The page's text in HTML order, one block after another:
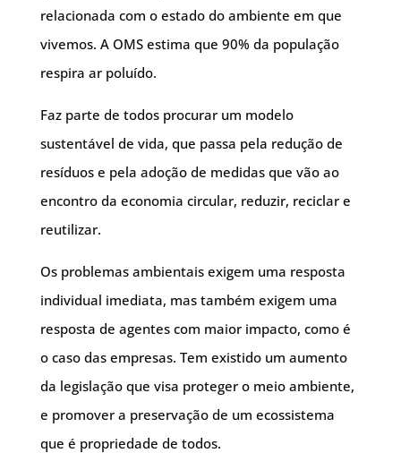
relacionada com o estado do ambiente em que
vivemos. A OMS estima que 90% da população
respira ar poluído.
Faz parte de todos procurar um modelo
sustentável de vida, que passa pela redução de
resíduos e pela adoção de medidas que vão ao
encontro da economia circular, reduzir, reciclar e
reutilizar.
Os problemas ambientais exigem uma resposta
individual imediata, mas também exigem uma
resposta de agentes com maior impacto, como é
o caso das empresas. Tem existido um aumento
da legislação que visa proteger o meio ambiente,
e promover a preservação de um ecossistema
que é propriedade de todos.